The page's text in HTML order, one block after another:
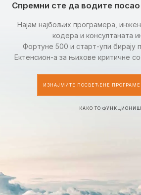
Спремни сте да водите посао
Најам најбољих програмера,
кодера и консултаната
Фортуне 500 и старт-упи бирају
Ектенсион-а за њихове критичне
ИЗНАЈМИТЕ ПОСВЕЋЕНЕ
КАКО ТО